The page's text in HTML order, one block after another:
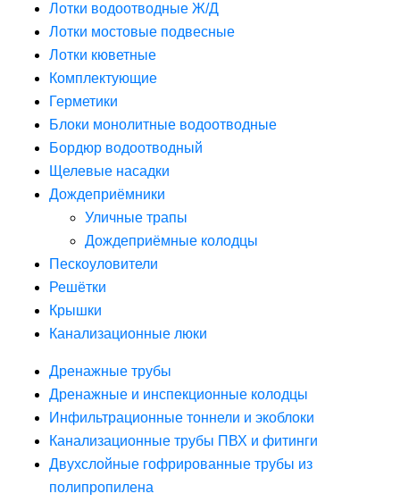
Лотки водоотводные Ж/Д
Лотки мостовые подвесные
Лотки кюветные
Комплектующие
Герметики
Блоки монолитные водоотводные
Бордюр водоотводный
Щелевые насадки
Дождеприёмники
Уличные трапы
Дождеприёмные колодцы
Пескоуловители
Решётки
Крышки
Канализационные люки
Дренажные трубы
Дренажные и инспекционные колодцы
Инфильтрационные тоннели и экоблоки
Канализационные трубы ПВХ и фитинги
Двухслойные гофрированные трубы из
полипропилена